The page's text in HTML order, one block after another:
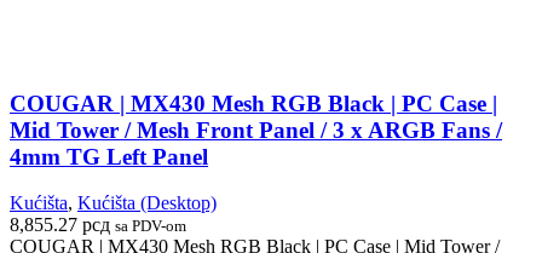
COUGAR | MX430 Mesh RGB Black | PC Case |
Mid Tower / Mesh Front Panel / 3 x ARGB Fans /
4mm TG Left Panel
Kućišta, Kućišta (Desktop)
8,855.27 рсд sa PDV-om
COUGAR | MX430 Mesh RGB Black | PC Case | Mid Tower /